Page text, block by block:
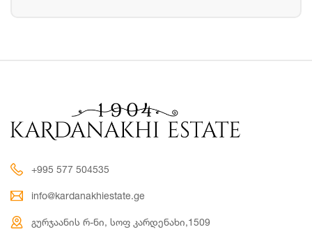
+995 577 504535
info@kardanakhiestate.ge
გურჯაანის რ-ნი, სოფ კარდენახი,1509